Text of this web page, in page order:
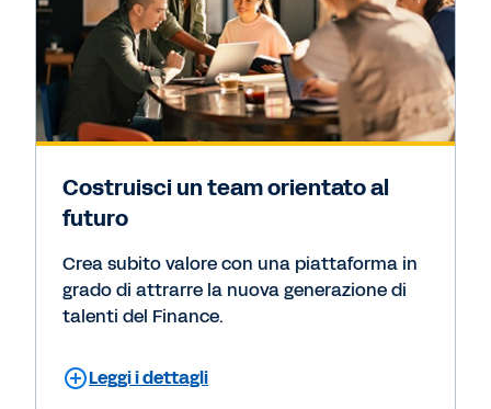
Costruisci un team orientato al
futuro
Crea subito valore con una piattaforma in
grado di attrarre la nuova generazione di
talenti del Finance.
Leggi i dettagli